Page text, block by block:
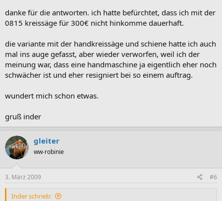
danke für die antworten. ich hatte befürchtet, dass ich mit der
0815 kreissäge für 300€ nicht hinkomme dauerhaft.
die variante mit der handkreissäge und schiene hatte ich auch
mal ins auge gefasst, aber wieder verworfen, weil ich der
meinung war, dass eine handmaschine ja eigentlich eher noch
schwächer ist und eher resigniert bei so einem auftrag.
wundert mich schon etwas.
gruß inder
gleiter
ww-robinie
3. März 2009 #6
Inder schrieb: